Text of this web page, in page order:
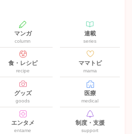
マンガ
column
連載
series
食・レシピ
recipe
ママトピ
mama
グッズ
goods
医療
medical
エンタメ
entame
制度・支援
support